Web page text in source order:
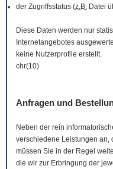
der Zugriffsstatus (z.B. Datei
Diese Daten werden nur
Internetangebotes
keine Nutzerprofile erstellt.
chr(10)
Anfragen und
Neben der rein
verschiedene Leistungen an,
müssen Sie in der Regel
die wir zur Erbringung der